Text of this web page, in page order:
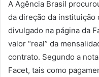
A Agência Brasil
da direção da instituição
divulgado na página da
valor “real” da
contrato. Segundo a
Facet, tais como